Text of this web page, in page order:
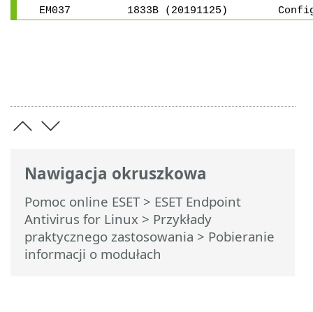
Nawigacja okruszkowa
Pomoc online ESET> ESET Endpoint
Antivirus for Linux > Przykłady
praktycznego zastosowania > Pobieranie
informacji o modułach
EM037 1833B (20191125)